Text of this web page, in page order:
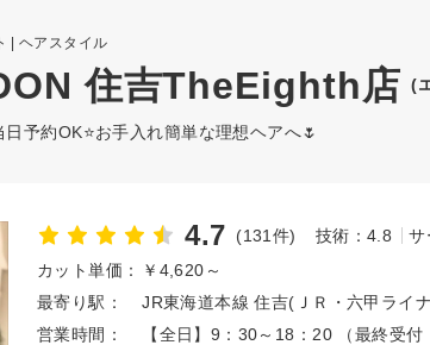
| ヘアスタイル
住吉TheEighth店 (
日予約OK⭐️お手入れ簡単な理想ヘアへ🌷
4.7 (131件) 技術：4.8 サ
カット単価：
￥4,620～
最寄り駅：
JR東海道本線 住吉(ＪＲ・六甲ライ
営業時間：
【全日】9：30～18：20 （最終受